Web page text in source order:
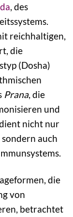
, des
reichhaltigen,
die
(Dosha)
Prana, die
und
nicht nur
auch
die
von
betrachtet